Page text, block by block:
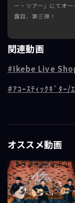
ー・ツアー」にてオ
露目、第三弾！
今回のゲストも、お
クステーションリボ
ニー」で製作された
＜出演＞
中野幸一（ギタリスト
馬場貴史（アコース
秋田晃平（ハートマ
関連動画
Ikebe Live
ｱｺｰｽﾃｨｯｸｷﾞﾀｰ/
オススメ動画